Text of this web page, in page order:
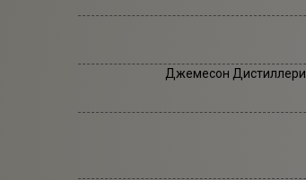
Джемесон Дистиллери